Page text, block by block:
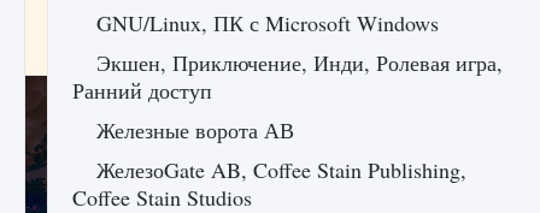
игре Creatures of Ava
GNU/Linux, ПК с Microsoft Windows
Экшен, Приключение, Инди, Ролевая игра,
Ранний доступ
Железные ворота АВ
ЖелезоGate AB, Coffee Stain Publishing,
Coffee Stain Studios